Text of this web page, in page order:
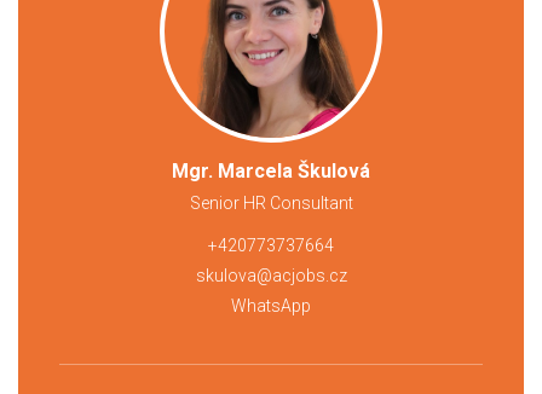
Mgr. Marcela Škulová
Senior HR Consultant
+420773737664
skulova@acjobs.cz
WhatsApp